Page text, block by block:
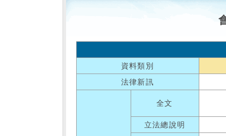
資料類別
法律新訊
全文
立法總說明